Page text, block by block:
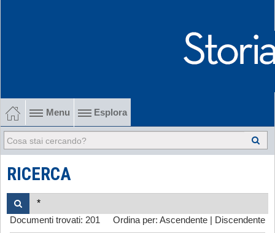
Menu Esplora
1902-1915 Gli esordi
1915-1945 Tra le due guerre
1945-1968 Dalla liberazione al '68
1968-2022 Dalla contestazione all'internazionalizzazione
RICERCA
Ordina per: Ascendente Discendente
Documenti trovati: 201